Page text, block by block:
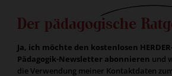
Der pädagogische
Ja, ich möchte den kostenlosen
Pädagogik-Newsletter abonnieren und
die Verwendung meiner Kontaktdaten